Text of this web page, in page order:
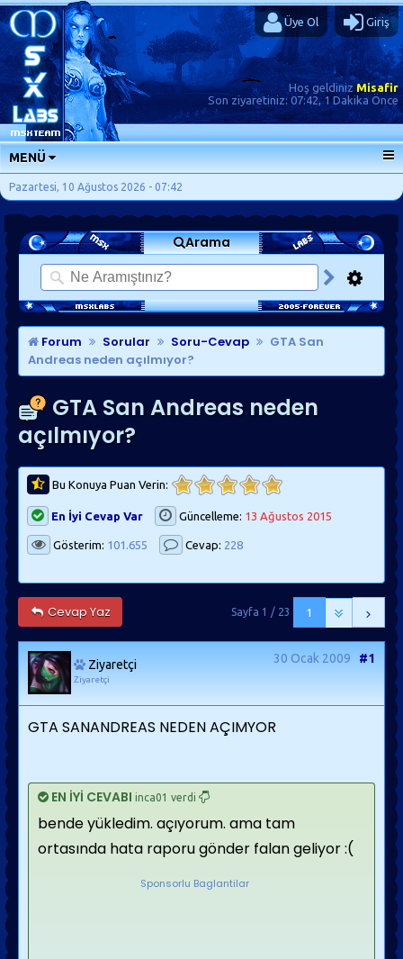
Üye Ol Giriş
Hoş geldinizMisafir
Son ziyaretiniz: 07:42, 1 Dakika Önce
MENÜ
ANA SAYFA
FORUMLAR
SORU-CEVAP
GÜNLÜKLER
SON MESAJLAR
KISAYOLLAR
Pazartesi, 10 Ağustos 2026 - 07:42
Arama
Forum Sorular Soru-Cevap
GTA San
Andreas neden açılmıyor?
GTA San Andreas neden
açılmıyor?
Bu Konuya Puan Verin:
En İyi Cevap Var Güncelleme: 13 Ağustos 2015
Gösterim: 101.655 Cevap: 228
Cevap Yaz 1
Sayfa 1 / 23
Ziyaretçi
Ziyaretçi
30 Ocak 2009 #1
GTA SANANDREAS NEDEN AÇIMYOR
EN İYİ CEVABI inca01 verdi
bende yükledim. açıyorum. ama tam
ortasında hata raporu gönder falan geliyor :(
Sponsorlu Baglantilar